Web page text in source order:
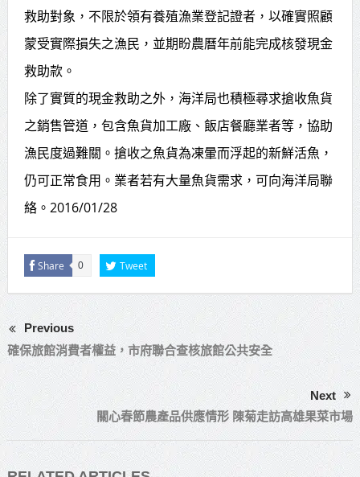
救助對象，不限於領有養殖漁業登記證者，以確實照顧
蒙受實際損失之漁民，並期盼農曆年前能完成核發現金
救助款。
除了實質的現金救助之外，海洋局也積極尋求搶收魚貨
之銷售管道，包含魚貨加工廠、飯店餐廳業者等，協助
漁民度過難關。搶收之魚貨為凍暈而浮起的新鮮活魚，
仍可正常食用。業者若有大量魚貨需求，可向海洋局聯
絡。2016/01/28
Share 0 Tweet
Previous
確保旅館消費者權益，市府聯合查核旅館公共安全
Next
關心春節農產品供應情形 陳菊走訪高雄果菜市場